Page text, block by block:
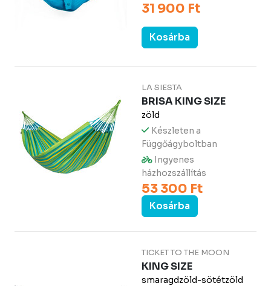
31 900 Ft
Kosárba
LA SIESTA
BRISA KING SIZE
zöld
Készleten a
Függőágyboltban
Ingyenes
házhozszállítás
53 300 Ft
Kosárba
TICKET TO THE MOON
KING SIZE
smaragdzöld-sötétzöld